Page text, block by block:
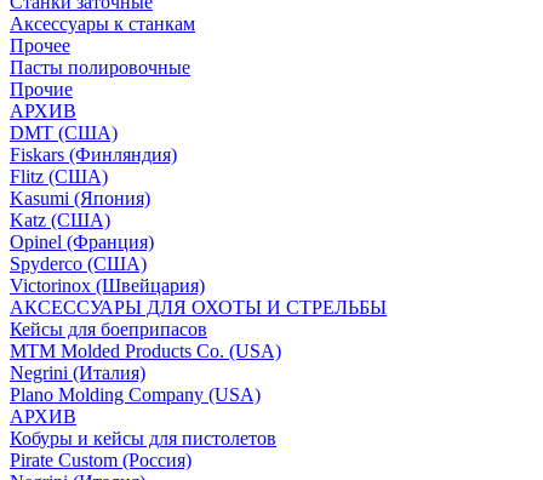
Аксессуары к станкам
Прочее
Пасты полировочные
Прочие
АРХИВ
DMT (США)
Fiskars (Финляндия)
Flitz (США)
Kasumi (Япония)
Katz (США)
Opinel (Франция)
Spyderco (США)
Victorinox (Швейцария)
АКСЕССУАРЫ ДЛЯ ОХОТЫ И СТРЕЛЬБЫ
Кейсы для боеприпасов
MTM Molded Products Co. (USA)
Negrini (Италия)
Plano Molding Company (USA)
АРХИВ
Кобуры и кейсы для пистолетов
Pirate Custom (Россия)